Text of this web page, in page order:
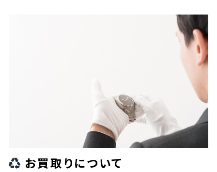
お買取りについて